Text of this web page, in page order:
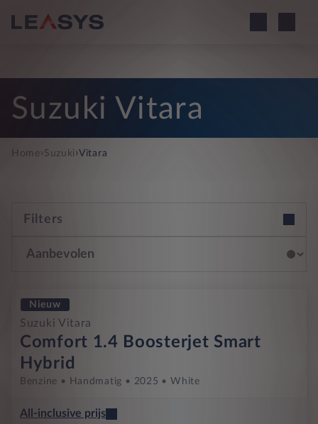
Suzuki Vitara
Home› Suzuki ›Vitara
Filters
Nieuw
Suzuki Vitara
Comfort 1.4 Boosterjet Smart
Hybrid
Benzine Handmatig 2025 White
All-inclusive prijs